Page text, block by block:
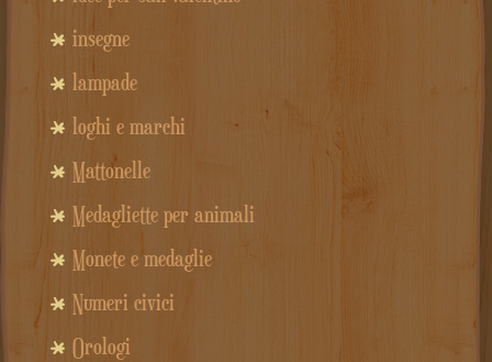
insegne
lampade
loghi e marchi
Mattonelle
Medagliette per animali
Monete e medaglie
Numeri civici
Orologi